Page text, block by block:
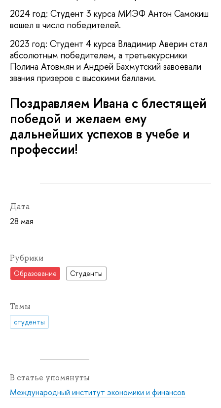
2024 год: Студент 3 курса МИЭФ Антон Самокиш
вошел в число победителей.
2023 год: Студент 4 курса Владимир Аверин стал
абсолютным победителем, а третьекурсники
Полина Атовмян и Андрей Бахмутский завоевали
звания призеров с высокими баллами.
Поздравляем Ивана с блестящей
победой и желаем ему
дальнейших успехов в учебе и
профессии!
Дата
28 мая
Рубрики
Образование Студенты
Темы
студенты
В статье упомянуты
Международный институт экономики и финансов